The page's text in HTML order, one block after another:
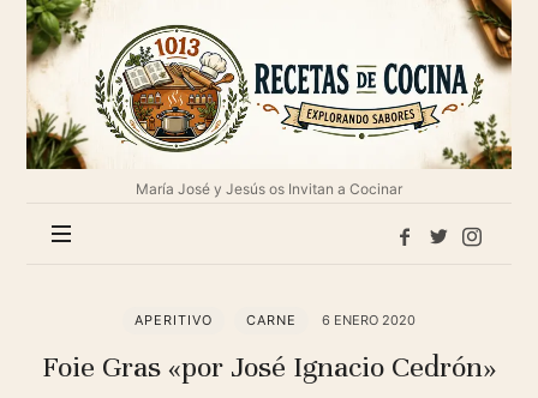
1013
Recetas
de
cocina
María José y Jesús os Invitan a Cocinar
APERITIVO CARNE 6 ENERO 2020
Foie Gras «por José Ignacio Cedrón»